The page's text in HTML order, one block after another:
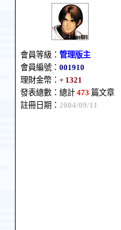
會員等級： 管理版主
會員編號： 001910
理財金幣： + 1321
發表總數：總計 473 篇文章
註冊日期： 2004/09/11